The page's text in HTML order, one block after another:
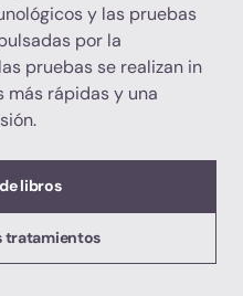
y las pruebas
por la
pruebas se realizan in
más rápidas y una
libros
tratamientos